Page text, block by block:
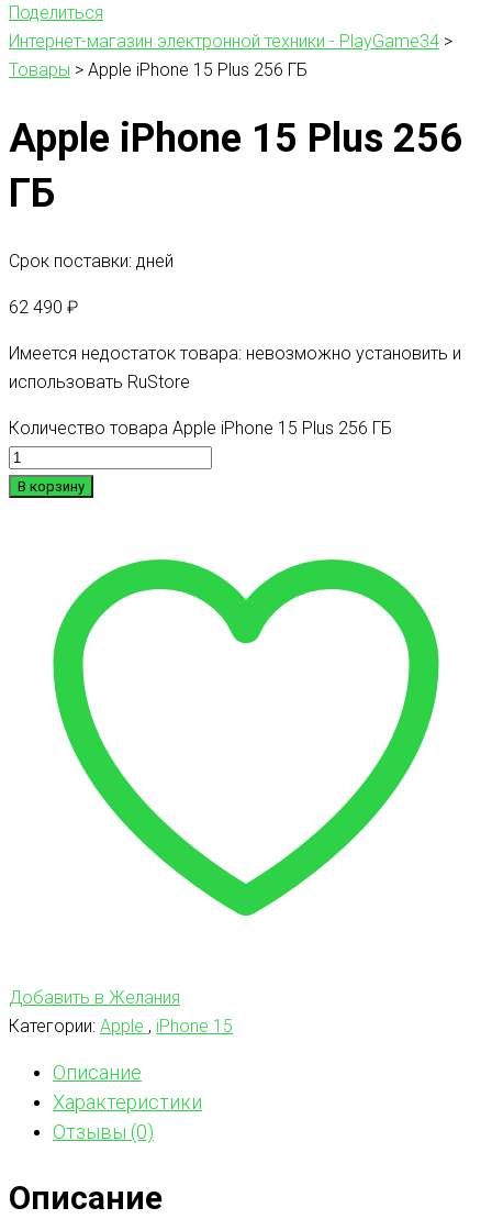
Поделиться
Интернет-магазин электронной техники - PlayGame34 >
Товары > Apple iPhone 15 Plus 256 ГБ
Apple iPhone 15 Plus 256
ГБ
Срок поставки: дней
62 490 ₽
Имеется недостаток товара: невозможно установить и
использовать RuStore
Количество товара Apple iPhone 15 Plus 256 ГБ
В корзину
Добавить в Желания
Категории: Apple , iPhone 15
Описание
Характеристики
Отзывы (0)
Описание